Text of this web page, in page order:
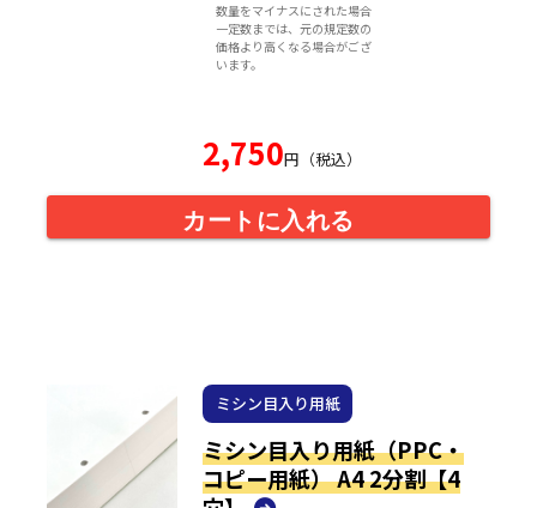
数量をマイナスにされた場合
一定数までは、元の規定数の
価格より高くなる場合がござ
います。
2,750円（税込）
カートに入れる
ミシン目入り用紙
ミシン目入り用紙（PPC・
コピー用紙） A4 2分割【4